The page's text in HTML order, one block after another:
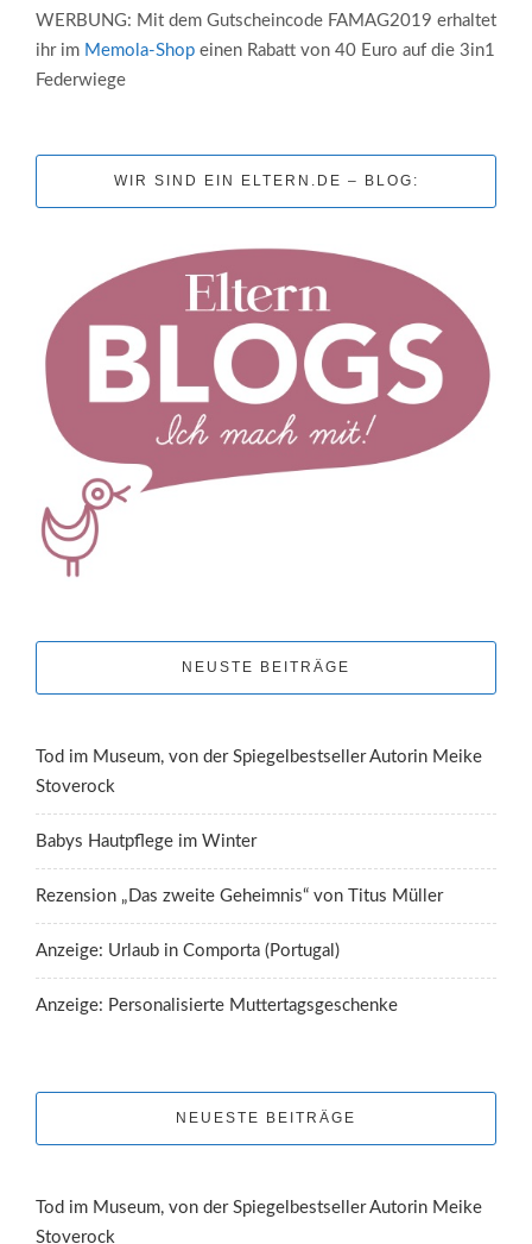
WERBUNG: Mit dem Gutscheincode FAMAG2019 erhaltet
ihr im Memola-Shop einen Rabatt von 40 Euro auf die 3in1
Federwiege
WIR SIND EIN ELTERN.DE – BLOG:
NEUSTE BEITRÄGE
Tod im Museum, von der Spiegelbestseller Autorin Meike
Stoverock
Babys Hautpflege im Winter
Rezension „Das zweite Geheimnis“ von Titus Müller
Anzeige: Urlaub in Comporta (Portugal)
Anzeige: Personalisierte Muttertagsgeschenke
NEUESTE BEITRÄGE
Tod im Museum, von der Spiegelbestseller Autorin Meike
Stoverock